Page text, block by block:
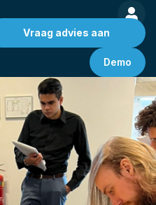
Vraag advies aan
Demo